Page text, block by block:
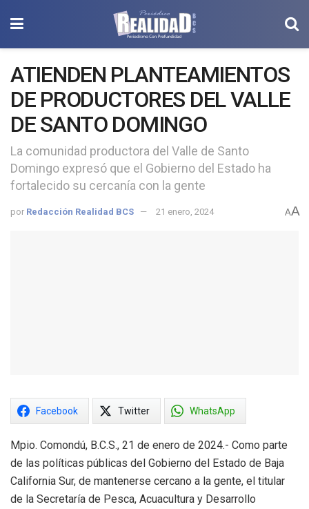
ATIENDEN PLANTEAMIENTOS
DE PRODUCTORES DEL VALLE
DE SANTO DOMINGO
La comunidad productora del Valle de Santo
Domingo expresó que el Gobierno del Estado ha
fortalecido su cercanía con la gente
por Redacción Realidad BCS 21 enero, 2024 AA
Facebook Twitter WhatsApp
Mpio. Comondú, B.C.S., 21 de enero de 2024.- Como parte
de las políticas públicas del Gobierno del Estado de Baja
California Sur, de mantenerse cercano a la gente, el titular
de la Secretaría de Pesca, Acuacultura y Desarrollo